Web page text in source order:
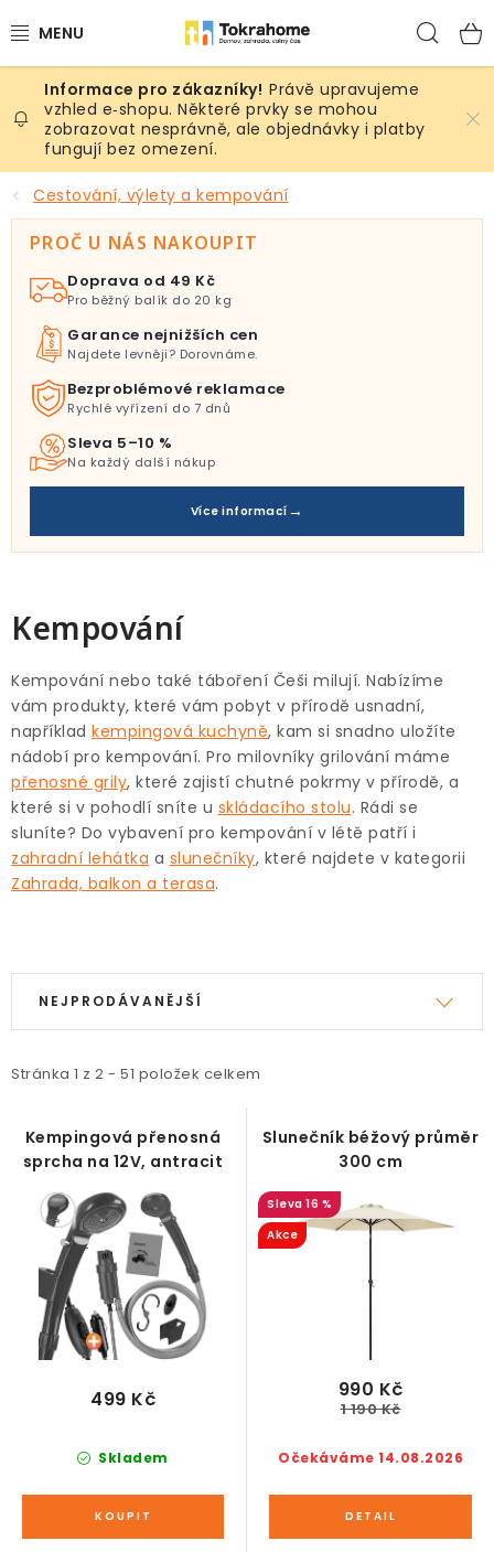
na
Výrobky
Místnosti
Venkovní prostory
Dárkové tipy
Slevy
Pro mazlíky
Testovací laboratoř
Kontakt
Právě upravujeme
vzhled e‑shopu. Některé prvky se mohou
zobrazovat nesprávně, ale objednávky i platby
fungují bez omezení.
Cestování, výlety a kempování
PROČ U NÁS NAKOUPIT
Doprava od 49 Kč
Pro běžný balík do 20 kg
Garance nejnižších cen
Najdete levněji? Dorovnáme.
Bezproblémové reklamace
Rychlé vyřízení do 7 dnů
Sleva 5–10 %
Na každý další nákup
Více informací
Kempování
Kempování nebo také táboření Češi milují. Nabízíme
vám produkty, které vám pobyt v přírodě usnadní,
například kempingová kuchyně, kam si snadno uložíte
nádobí pro kempování. Pro milovníky grilování máme
přenosné grily, které zajistí chutné pokrmy v přírodě, a
které si v pohodlí sníte u skládacího stolu. Rádi se
sluníte? Do vybavení pro kempování v létě patří i
zahradní lehátka a slunečníky, které najdete v kategorii
Zahrada, balkon a terasa.
V
ý
p
i
p
Stránka 1 z 2 - 51 položek celkem
Ř
a
z
e
p
NEJPRODÁVANĚJŠÍ
Kempingová přenosná
sprcha na 12V, antracit
Skladem
499 Kč
Slunečník béžový průměr
300 cm
16 %
Akce
Očekáváme 14.08.2026
990 Kč
1 190 Kč